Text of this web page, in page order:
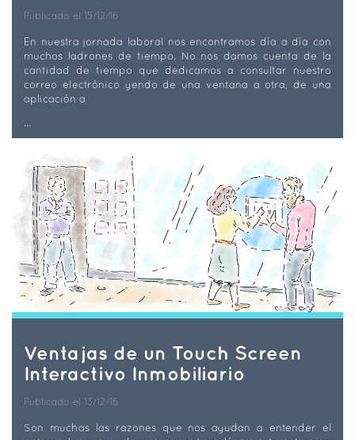
Publicado el 15/12/16
En nuestra jornada laboral nos encontramos día a día con
muchos ladrones de tiempo. No nos damos cuenta de la
cantidad de tiempo que dedicamos a consultar nuestro
correo electrónico yendo de una ventana a otra, de una
aplicación a
...
Ventajas de un Touch Screen
Interactivo Inmobiliario
Publicado el 13/12/16
Son muchas las razones que nos ayudan a entender el